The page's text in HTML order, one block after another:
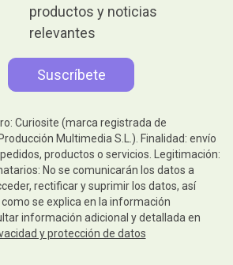
productos y noticias
relevantes
Curiosite (marca registrada de
Multimedia S.L.). Finalidad: envío
productos o servicios. Legitimación:
No se comunicarán los datos a
rectificar y suprimir los datos, así
se explica en la información
información adicional y detallada en
y protección de datos